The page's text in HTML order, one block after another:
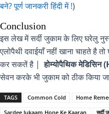
बने? पूर्ण जानकरी हिंदी में !)
Conclusion
इस लेख में सर्दी जुकाम के लिए घरेलु
एलोपैथी दवाईयाँ नहीं खाना चाहते है
कर सकतें है |होम्योपैथिक
सेवन करके भी जुकाम को ठीक किया
TAGS Common Cold
Home
Sardee Jukaam Hone Ke Kaaran
सर्दी